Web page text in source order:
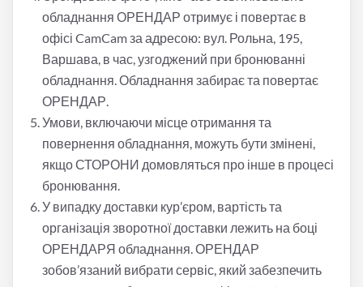
обладнання ОРЕНДАР отримує і повертає в
офісі CamCam за адресою: вул. Рольна, 195,
Варшава, в час, узгоджений при бронюванні
обладнання. Обладнання забирає та повертає
ОРЕНДАР.
Умови, включаючи місце отримання та
повернення обладнання, можуть бути змінені,
якщо СТОРОНИ домовляться про інше в процесі
бронювання.
У випадку доставки кур’єром, вартість та
організація зворотної доставки лежить на боці
ОРЕНДАРЯ обладнання. ОРЕНДАР
зобов’язаний вибрати сервіс, який забезпечить